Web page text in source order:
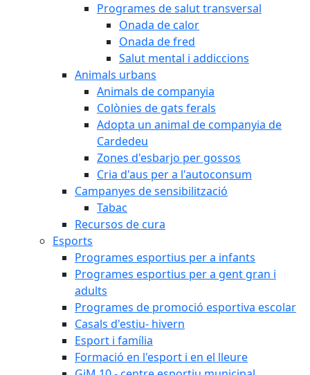
Programes de salut transversal
Onada de calor
Onada de fred
Salut mental i addiccions
Animals urbans
Animals de companyia
Colònies de gats ferals
Adopta un animal de companyia de
Cardedeu
Zones d'esbarjo per gossos
Cria d'aus per a l'autoconsum
Campanyes de sensibilització
Tabac
Recursos de cura
Esports
Programes esportius per a infants
Programes esportius per a gent gran i
adults
Programes de promoció esportiva escolar
Casals d'estiu- hivern
Esport i família
Formació en l'esport i en el lleure